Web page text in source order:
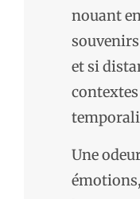
nouant
et si
Une